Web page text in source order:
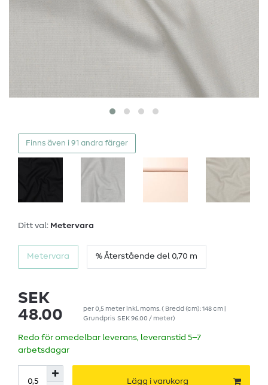
Finns även i 91 andra färger
Ditt val: Metervara
Metervara % Återstående del 0,70 m
SEK
48.00
per0,5 meterinkl. moms. ( Bredd (cm): 148 cm |
Grundpris SEK 96.00 / meter)
Redo för omedelbar leverans, leveranstid 5–7
arbetsdagar
Lägg i varukorg